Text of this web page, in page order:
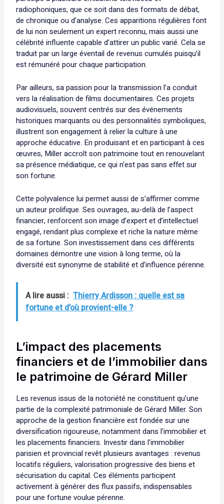
radiophoniques, que ce soit dans des formats de débat,
de chronique ou d’analyse. Ces apparitions régulières font
de lui non seulement un expert reconnu, mais aussi une
célébrité influente capable d’attirer un public varié. Cela se
traduit par un large éventail de revenus cumulés puisqu’il
est rémunéré pour chaque participation.
Par ailleurs, sa passion pour la transmission l’a conduit
vers la réalisation de films documentaires. Ces projets
audiovisuels, souvent centrés sur des événements
historiques marquants ou des personnalités symboliques,
illustrent son engagement à relier la culture à une
approche éducative. En produisant et en participant à ces
œuvres, Miller accroît son patrimoine tout en renouvelant
sa présence médiatique, ce qui n’est pas sans effet sur
son fortune.
Cette polyvalence lui permet aussi de s’affirmer comme
un auteur prolifique. Ses ouvrages, au-delà de l’aspect
financier, renforcent son image d’expert et d’intellectuel
engagé, rendant plus complexe et riche la nature même
de sa fortune. Son investissement dans ces différents
domaines démontre une vision à long terme, où la
diversité est synonyme de stabilité et d’influence pérenne.
A lire aussi : Thierry Ardisson : quelle est sa
fortune et d’où provient-elle ?
L’impact des placements
financiers et de l’immobilier dans
le patrimoine de Gérard Miller
Les revenus issus de la notoriété ne constituent qu’une
partie de la complexité patrimoniale de Gérard Miller. Son
approche de la gestion financière est fondée sur une
diversification rigoureuse, notamment dans l’immobilier et
les placements financiers. Investir dans l’immobilier
parisien et provincial revêt plusieurs avantages : revenus
locatifs réguliers, valorisation progressive des biens et
sécurisation du capital. Ces éléments participent
activement à générer des flux passifs, indispensables
pour une fortune voulue pérenne.